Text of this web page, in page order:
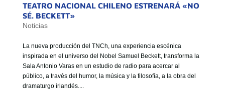
MISIÓN
VISIÓN
GOBIERNO CORPORATIVO
TEATRO NACIONAL CHILENO ESTRENARÁ «NO
SÉ. BECKETT»
Noticias
La nueva producción del TNCh, una experiencia escénica
inspirada en el universo del Nobel Samuel Beckett, transforma la
Sala Antonio Varas en un estudio de radio para acercar al
público, a través del humor, la música y la filosofía, a la obra del
dramaturgo irlandés....